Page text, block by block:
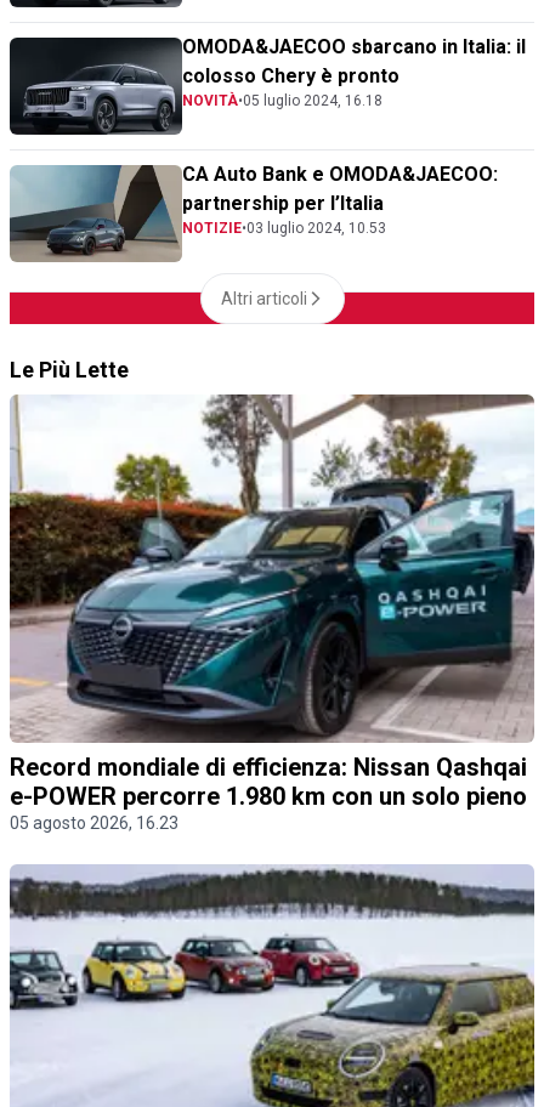
OMODA&JAECOO sbarcano in Italia: il
colosso Chery è pronto
NOVITÀ•05 luglio 2024, 16.18
CA Auto Bank e OMODA&JAECOO:
partnership per l’Italia
NOTIZIE•03 luglio 2024, 10.53
Altri articoli
Le Più Lette
Record mondiale di efficienza: Nissan Qashqai
e-POWER percorre 1.980 km con un solo pieno
05 agosto 2026, 16.23